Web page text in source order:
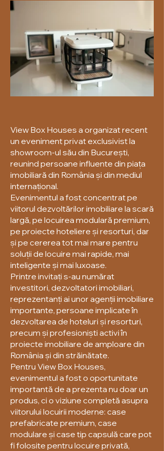
View Box Houses a organizat recent
un eveniment privat exclusivist la
showroom-ul său din București,
reunind persoane influente din piața
imobiliară din România și din mediul
internațional.
Evenimentul a fost concentrat pe
viitorul dezvoltărilor imobiliare la scară
largă, pe locuirea modulară premium,
pe proiecte hoteliere și resorturi, dar
și pe cererea tot mai mare pentru
soluții de locuire mai rapide, mai
inteligente și mai luxoase.
Printre invitați s-au numărat
investitori, dezvoltatori imobiliari,
reprezentanți ai unor agenții imobiliare
importante, persoane implicate în
dezvoltarea de hoteluri și resorturi,
precum și profesioniști activi în
proiecte imobiliare de amploare din
România și din străinătate.
Pentru View Box Houses,
evenimentul a fost o oportunitate
importantă de a prezenta nu doar un
produs, ci o viziune completă asupra
viitorului locuirii moderne: case
prefabricate premium, case
modulare și case tip capsulă care pot
fi folosite pentru locuire privată,